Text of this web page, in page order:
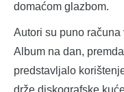
domaćom glazbom.
Autori su puno
Album na dan,
predstavljalo